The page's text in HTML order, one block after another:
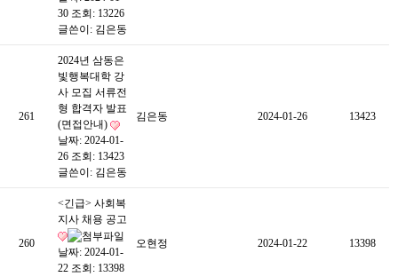
30 조회: 13226
글쓴이: 김은동
261
2024년 삼동은
빛행복대학 강
사 모집 서류전
형 합격자 발표
(면접안내)
날짜: 2024-01-
26 조회: 13423
글쓴이: 김은동
김은동 2024-01-26 13423
260
<긴급> 사회복
지사 채용 공고
날짜: 2024-01-
22 조회: 13398
오현정 2024-01-22 13398